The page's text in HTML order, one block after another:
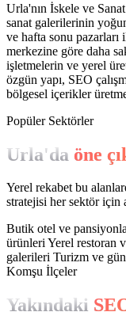
Urla'nın İskele ve
sanat galerilerinin
ve hafta sonu
merkezine göre daha
işletmelerin ve yerel
özgün yapı, SEO
bölgesel içerikler
Popüler Sektörler
Urla'da öne
Yerel rekabet bu
stratejisi her sektör için
Butik otel ve
ürünleriYerel restoran
galerileri Turizm ve
Komşu İlçeler
Yakındaki